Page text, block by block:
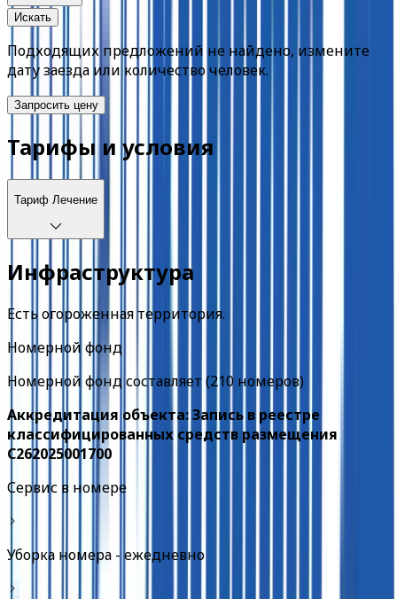
Искать
Подходящих предложений не найдено, измените
дату заезда или количество человек.
Запросить цену
Тарифы и условия
Тариф Лечение
Инфраструктура
Есть огороженная территория.
Номерной фонд
Номерной фонд составляет (210 номеров)
Аккредитация объекта: Запись в реестре
классифицированных средств размещения
С262025001700
Сервис в номере
Уборка номера - ежедневно